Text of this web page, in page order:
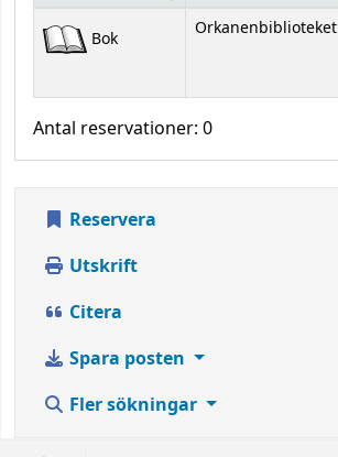
Bestånd
Bok Orkanenbiblioteket
Antal reservationer: 0
Reservera
Utskrift
Citera
Spara posten
Fler sökningar